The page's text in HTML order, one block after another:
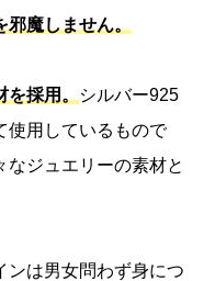
魔しません。
採用。
シルバー925
使用しているもので
ジュエリーの素材と
ンは男女問わず身につ